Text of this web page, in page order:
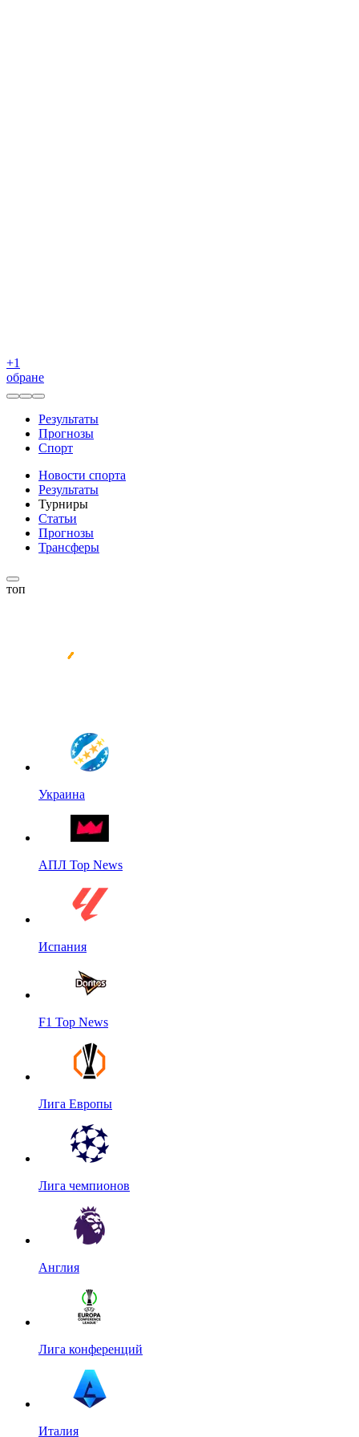
+1
обране
Результаты
Прогнозы
Спорт
Новости спорта
Результаты
Турниры
Статьи
Прогнозы
Трансферы
топ
Украина
АПЛ Top News
Испания
F1 Top News
Лига Европы
Лига чемпионов
Англия
Лига конференций
Италия